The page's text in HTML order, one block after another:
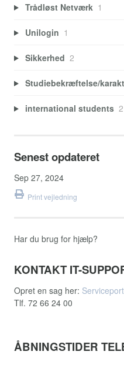
Trådløst Netværk 1
Unilogin 1
Sikkerhed 2
Studiebekræftelse/
international students 2
Senest opdateret
Sep 27, 2024
Print vejledning
Har du brug for hjælp?
KONTAKT IT-
Opret en sag her:
Tlf. 72 66 24 00
ÅBNINGSTIDER